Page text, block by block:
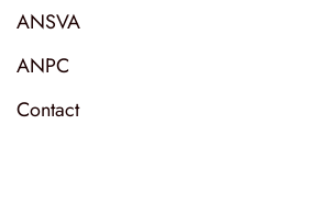
ANSVA
ANPC
Contact